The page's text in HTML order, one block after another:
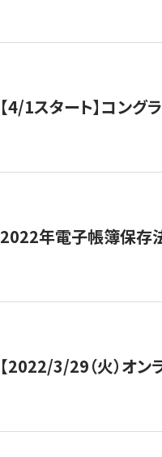
【4/1スタート】コング
2022年電子帳簿保存
【2022/3/29（火）オ